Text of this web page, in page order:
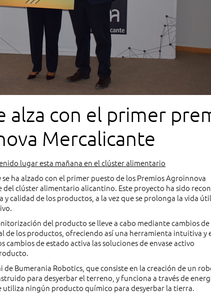
alza con el primer
Mercalicante
lugar esta mañana en el clúster alimentario
ha alzado con el primer puesto de los Premios Agroinnova
del clúster alimentario alicantino. Este proyecto ha sido
calidad de los productos, a la vez que se prolonga la vida
del producto se lleve a cabo mediante cambios
de los productos, ofreciendo así una herramienta intuitiva y
de estado activa las soluciones de envase activo
Bumerania Robotics, que consiste en la creación de un
para desyerbar el terreno, y funciona a través de
utiliza ningún producto químico para desyerbar la tierra.